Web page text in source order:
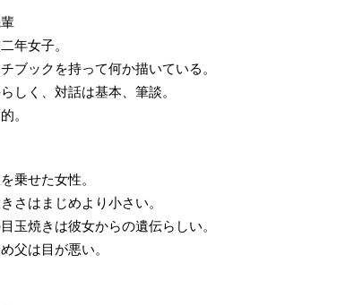
年女子。
ブックを持って何か描いている。
しく、対話は基本、筆談。
。
乗せた女性。
さはまじめより小さい。
玉焼きは彼女からの遺伝らしい。
父は目が悪い。